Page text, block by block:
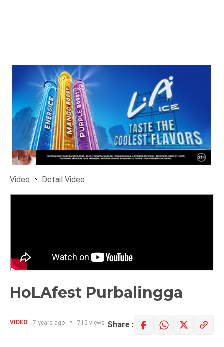
Video Detail Video
HoLAfest Purbalingga
VIDEO 7 years ago 715 views Share :